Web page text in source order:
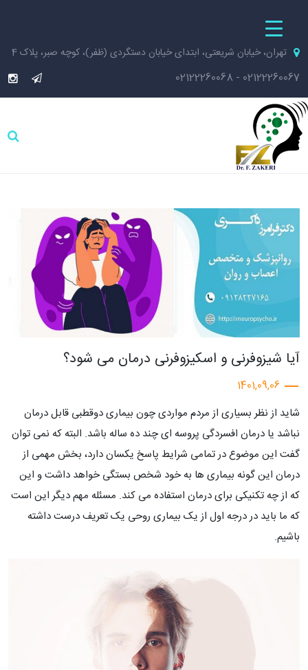
تهران، خیابان شریعتی، ابتدای خیابان دستگردی (ظفر)، کوچه صبر، پلاک 4
02122260067
-
02122260068
آیا شیزوفرنی و اسکیزوفرنی درمان می شود؟
1401,09,06
شاید از نظر بسیاری از مردم مواردی چون بیماری دوقطبی قابل درمان
نباشد یا درمان افسردگی پروسه ای چند ده ساله باشد. البته که نمی توان
گفت این موضوع در تمامی شرایط پاسخ یکسان دارد، بخش مهمی از
درمان این گونه بیماری ها به خود شخص بستگی خواهد داشت و این
که از چه تکنیکی برای درمان استفاده می کند. مسئله مهم دیگر این است
که ما باید در درجه اول از یک بیماری روحی یک تعریف درست داشته
باشیم.